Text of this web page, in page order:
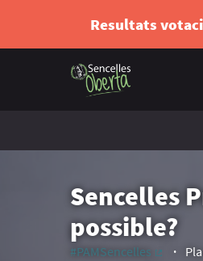
Resultats
Sencelles
possible?
#PAMSencelles